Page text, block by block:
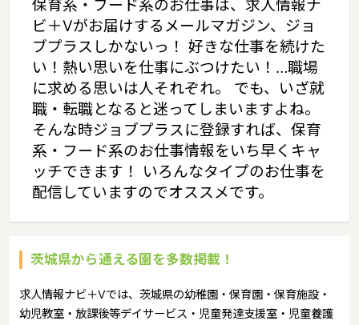
保育系・フード系のお仕事は、求人情報ナ
ビ＋Vがお届けするメールマガジン、ジョ
ブプラスしかないっ！ 好きな仕事を続けた
い！熱い思いを仕事にぶつけたい！…職場
に求める思いは人それぞれ。 でも、いざ就
職・転職となると迷ってしまいますよね。
そんな時ジョブプラスに登録すれば、保育
系・フード系のお仕事情報をいち早くキャ
ッチできます！ いろんなタイプのお仕事を
配信していますのでオススメです。
茨城県から通える園を多数掲載！
求人情報ナビ＋Vでは、茨城県の幼稚園・保育園・保育施設・
幼児教室・放課後等デイサービス・児童発達支援室・児童養護